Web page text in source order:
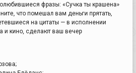
фразы: «Сучка ты крашена»
что помешал вам деньги прятать,
на цитаты — в исполнении
и кино, сделают ваш вечер